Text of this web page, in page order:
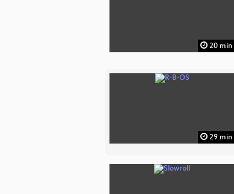
20 min
29 min